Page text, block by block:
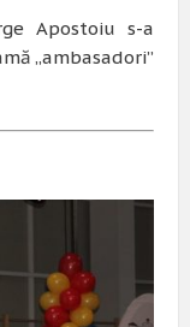
Apostoiu s-a
„ambasadori”